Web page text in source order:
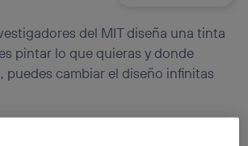
del MIT diseña una tinta
pintar lo que quieras y donde
puedes cambiar el diseño infinitas